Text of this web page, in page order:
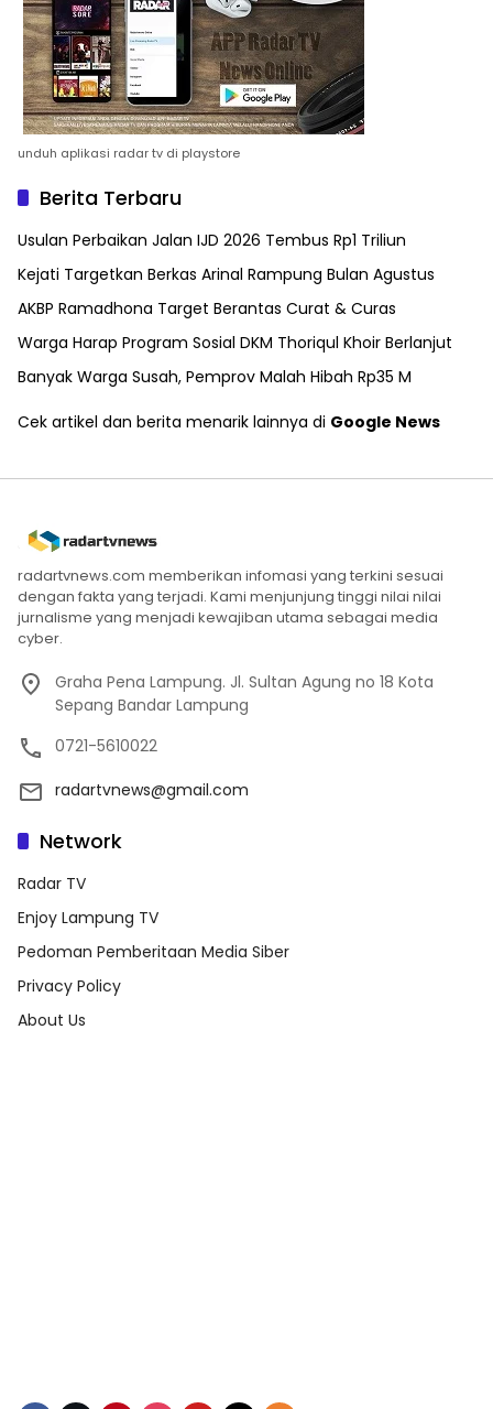
unduh aplikasi radar tv di playstore
Berita Terbaru
Usulan Perbaikan Jalan IJD 2026 Tembus Rp1 Triliun
Kejati Targetkan Berkas Arinal Rampung Bulan Agustus
AKBP Ramadhona Target Berantas Curat & Curas
Warga Harap Program Sosial DKM Thoriqul Khoir Berlanjut
Banyak Warga Susah, Pemprov Malah Hibah Rp35 M
Cek artikel dan berita menarik lainnya di Google News
radartvnews.com memberikan infomasi yang terkini sesuai
dengan fakta yang terjadi. Kami menjunjung tinggi nilai nilai
jurnalisme yang menjadi kewajiban utama sebagai media
cyber.
Graha Pena Lampung. Jl. Sultan Agung no 18 Kota
Sepang Bandar Lampung
0721-5610022
radartvnews@gmail.com
Network
Radar TV
Enjoy Lampung TV
Pedoman Pemberitaan Media Siber
Privacy Policy
About Us